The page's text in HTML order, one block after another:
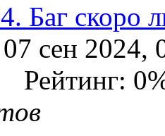
Баг скоро
сен 2024,
Рейтинг: